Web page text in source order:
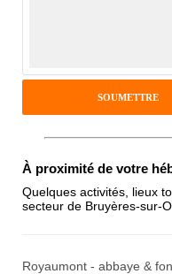
Antispam - Combien font
chiffres) :
À proximité de votre
Quelques activités, lieux
secteur de Bruyères-sur-
Royaumont - abbaye &